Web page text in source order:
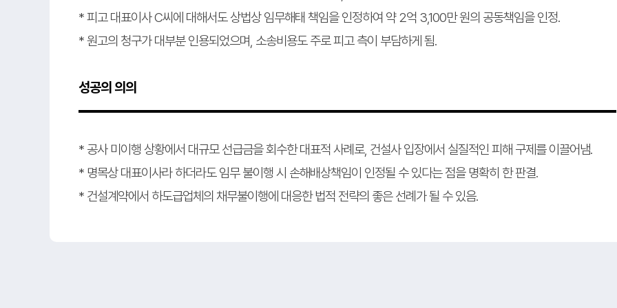
* 피고 대표이사 C씨에 대해서도 상법상 임무해태 책임을 인정하여 약 2억 3,100만 원의 공동책임을 인정.
* 원고의 청구가 대부분 인용되었으며, 소송비용도 주로 피고 측이 부담하게 됨.
성공의 의의
* 공사 미이행 상황에서 대규모 선급금을 회수한 대표적 사례로, 건설사 입장에서 실질적인 피해 구제를 이끌어냄.
* 명목상 대표이사라 하더라도 임무 불이행 시 손해배상책임이 인정될 수 있다는 점을 명확히 한 판결.
* 건설계약에서 하도급업체의 채무불이행에 대응한 법적 전략의 좋은 선례가 될 수 있음.